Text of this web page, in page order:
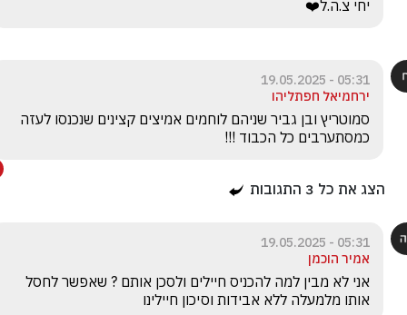
יחי צ.ה.ל❤️
05:31 - 19.05.2025
ירחמיאל חפתליהו
כמסתערבים כל הכבוד !!!
הצג את כל 3 התגובות
05:31 - 19.05.2025
אמיר הוכמן
אותו מלמעלה ללא אבידות וסיכון חיילינו